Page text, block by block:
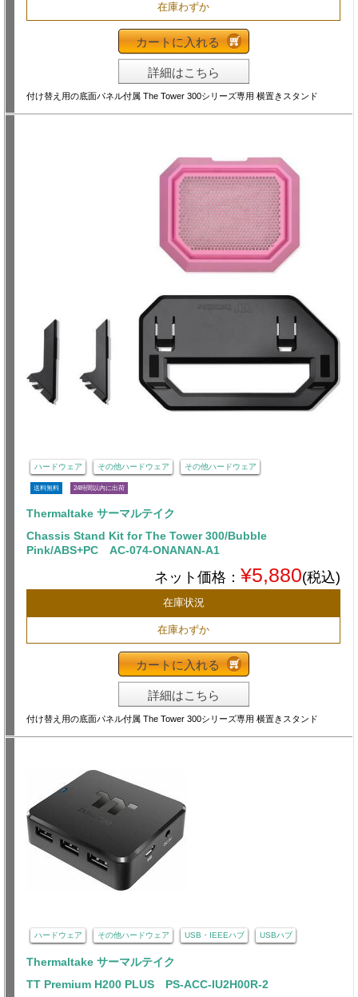
在庫わずか
カートに入れる
詳細はこちら
付け替え用の底面パネル付属 The Tower 300シリーズ専用 横置きスタンド
ハードウェア その他ハードウェア その他ハードウェア
送料無料 24時間以内に出荷
Thermaltake サーマルテイク
Chassis Stand Kit for The Tower 300/Bubble
Pink/ABS+PC AC-074-ONANAN-A1
ネット価格： ¥5,880(税込)
在庫状況
在庫わずか
カートに入れる
詳細はこちら
付け替え用の底面パネル付属 The Tower 300シリーズ専用 横置きスタンド
ハードウェア その他ハードウェア USB・IEEEハブ USBハブ
Thermaltake サーマルテイク
TT Premium H200 PLUS PS-ACC-IU2H00R-2